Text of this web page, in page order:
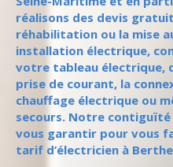
réalisons des devis
réhabilitation ou la mise
installation électrique,
votre tableau électrique,
prise de courant, la
chauffage électrique ou
secours. Notre
vous garantir pour vous
tarif d’électricien à